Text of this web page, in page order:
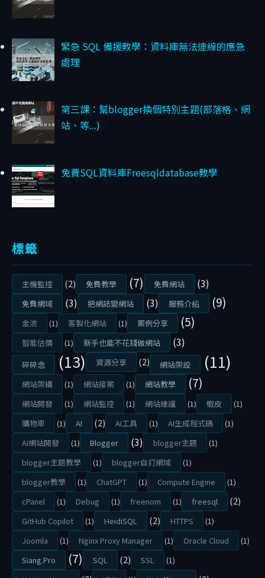
U
B
C
P
I
T
A
I
更
多
人
會
做
網
站
了
，
但
也
讓
更
多
網
站
開
始
「
不
能
緊急 SQL 備援教學：資料庫無法連線的應急
處理
第三課：幫blogger換個特別主題(部落格、網
站、等...)
免費SQL資料庫Freesqldatabase教學
標籤
主機監控 (2) 免費教學 (7) 免費網站 (3)
免費網域 (3) 把網誌變網站 (3) 服務介紹 (9)
金流 (1) 客製化網站 (1) 案例分享 (5)
智能估價 (1) 新手也能不花錢做網站 (3)
碎碎念 (13) 資源分享 (2) 網站架設 (11)
網站架構 (1) 網站接案 (1) 網站教學 (7)
網站開發 (1) 網站監控 (1) 網站維護 (1) 蝦皮
(1)
購物車
(1) AI (2) AI工具 (1) AI生成程式碼
(1)
AI網站開發
(1) Blogger (3) blogger主題
(1)
blogger主題教學
(1) blogger自訂網域
(1)
blogger教學
(1) ChatGPT (1) Compute Engine
(1)
cPanel
(1) Debug (1) freenom (1) freesql (2)
GitHub Copilot (1) HeidiSQL (2) HTTPS
(1)
Joomla
(1) Nginx Proxy Manager (1) Oracle Cloud
(1)
Siang.Pro
(7) SQL (2) SSL
(1)